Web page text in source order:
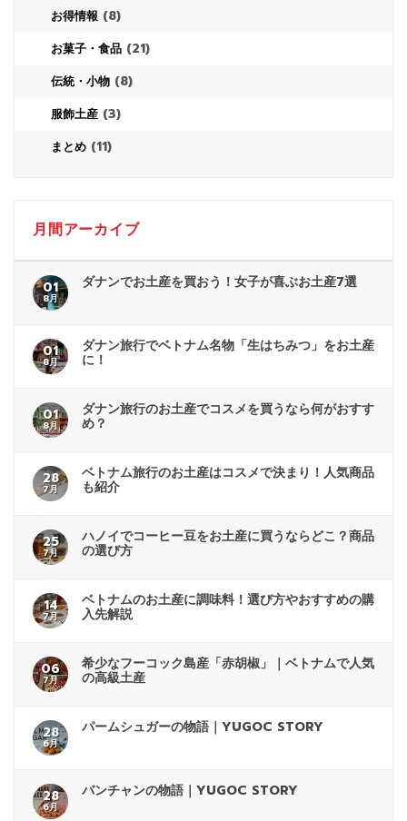
お得情報 (8)
お菓子・食品 (21)
伝統・小物 (8)
服飾土産 (3)
まとめ (11)
月間アーカイブ
01
8月
ダナンでお土産を買おう！女子が喜ぶお土産7選
01
8月
ダナン旅行でベトナム名物「生はちみつ」をお土産
に！
01
8月
ダナン旅行のお土産でコスメを買うなら何がおすす
め？
28
7月
ベトナム旅行のお土産はコスメで決まり！人気商品
も紹介
25
7月
ハノイでコーヒー豆をお土産に買うならどこ？商品
の選び方
14
7月
ベトナムのお土産に調味料！選び方やおすすめの購
入先解説
06
7月
希少なフーコック島産「赤胡椒」｜ベトナムで人気
の高級土産
28
6月
パームシュガーの物語｜YUGOC STORY
28
6月
バンチャンの物語｜YUGOC STORY